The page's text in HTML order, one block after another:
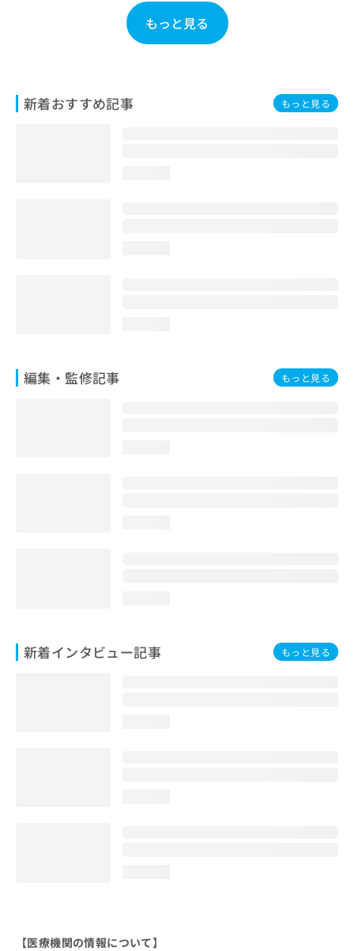
もっと見る
新着おすすめ記事 もっと見る
編集・監修記事 もっと見る
新着インタビュー記事 もっと見る
は
【医療機関の情報について】